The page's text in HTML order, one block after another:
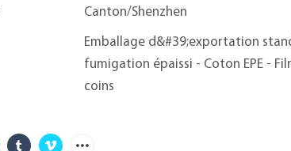
Canton/Shenzhen
Emballage d&#39;exportation
fumigation épaissi - Coton EPE -
coins